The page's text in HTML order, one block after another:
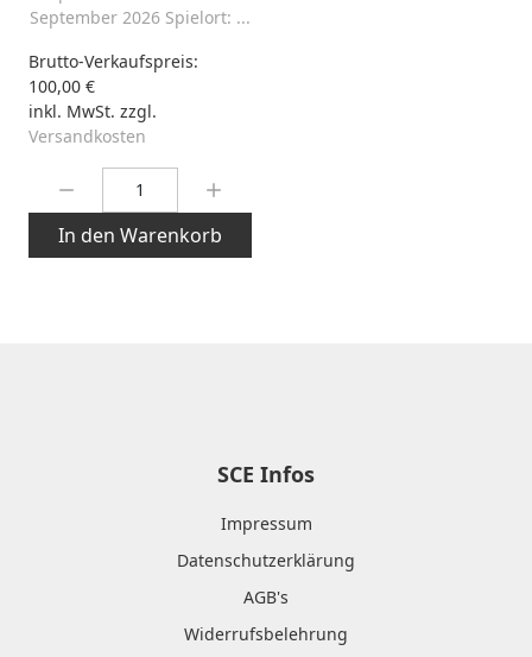
September 2026 Spielort: ...
Brutto-Verkaufspreis:
100,00 €
inkl. MwSt. zzgl.
Versandkosten
In den Warenkorb
SCE Infos
Impressum
Datenschutzerklärung
AGB's
Widerrufsbelehrung